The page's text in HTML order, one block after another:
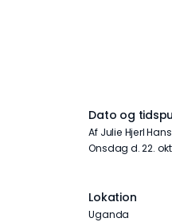
Dato og
Af Julie Hjerl
onsdag d. 22.
Lokation
Uganda